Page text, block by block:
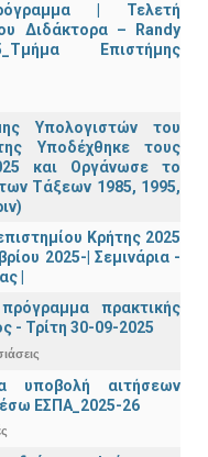
| Τελετή
Διδάκτορα – Randy
Επιστήμης
Υπολογιστών του
Υποδέχθηκε τους
και Οργάνωσε το
Τάξεων 1985, 1995,
Κρήτης 2025
2025-| Σεμινάρια -
|
πρακτικής
- Τρίτη 30-09-2025
υποβολή αιτήσεων
ΕΣΠΑ_2025-26